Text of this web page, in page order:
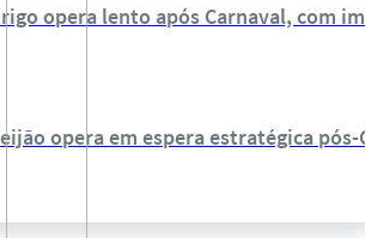
opera lento após Carnaval, com
opera em espera estratégica pós-